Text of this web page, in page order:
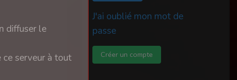
J'ai oublié mon mot de
passe
Créer un compte
diffuser le
serveur à tout